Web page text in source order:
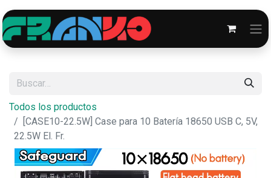
Todos los productos
[CASE10-22.5W] Case para 10 Batería 18650 USB C, 5V,
22.5W El. Fr.